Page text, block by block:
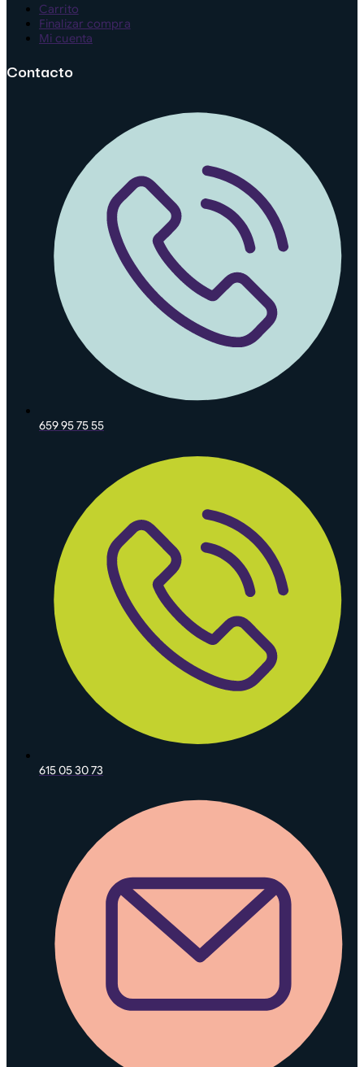
Carrito
Finalizar compra
Mi cuenta
Contacto
659 95 75 55
615 05 30 73